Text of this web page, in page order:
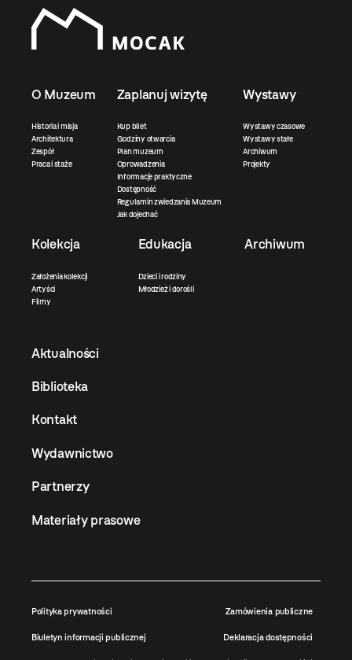
O Muzeum
Historia i misja
Architektura
Zespół
Praca i staże
Zaplanuj wizytę
Kup bilet
Godziny otwarcia
Plan muzeum
Oprowadzenia
Informacje praktyczne
Dostępność
Regulamin zwiedzania Muzeum
Jak dojechać
Wystawy
Wystawy czasowe
Wystawy stałe
Archiwum
Projekty
Kolekcja
Założenia kolekcji
Artyści
Filmy
Edukacja
Dzieci i rodziny
Młodzież i dorośli
Archiwum
Aktualności
Biblioteka
Kontakt
Wydawnictwo
Partnerzy
Materiały prasowe
Polityka prywatności Zamówienia publiczne
Biuletyn informacji publicznej Deklaracja dostępności